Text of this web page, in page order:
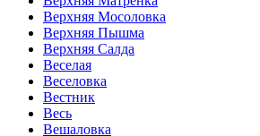
Верхняя Мосоловка
Верхняя Пышма
Верхняя Салда
Веселая
Веселовка
Вестник
Весь
Вешаловка